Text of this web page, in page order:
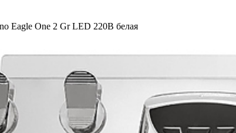
Eagle One 2 Gr LED 220В белая